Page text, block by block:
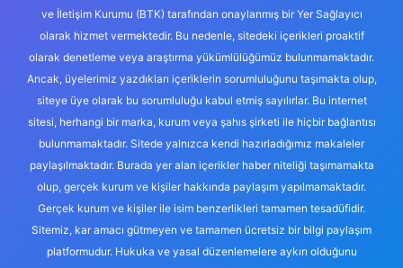
ve İletişim Kurumu (BTK) tarafından onaylanmış bir Yer Sağlayıcı
olarak hizmet vermektedir. Bu nedenle, sitedeki içerikleri proaktif
olarak denetleme veya araştırma yükümlülüğümüz bulunmamaktadır.
Ancak, üyelerimiz yazdıkları içeriklerin sorumluluğunu taşımakta olup,
siteye üye olarak bu sorumluluğu kabul etmiş sayılırlar. Bu internet
sitesi, herhangi bir marka, kurum veya şahıs şirketi ile hiçbir bağlantısı
bulunmamaktadır. Sitede yalnızca kendi hazırladığımız makaleler
paylaşılmaktadır. Burada yer alan içerikler haber niteliği taşımamakta
olup, gerçek kurum ve kişiler hakkında paylaşım yapılmamaktadır.
Gerçek kurum ve kişiler ile isim benzerlikleri tamamen tesadüfidir.
Sitemiz, kar amacı gütmeyen ve tamamen ücretsiz bir bilgi paylaşım
platformudur. Hukuka ve yasal düzenlemelere aykırı olduğunu